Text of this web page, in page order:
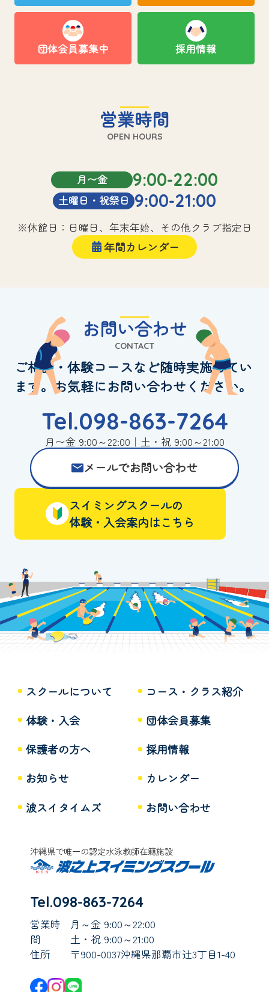
団体会員募集中 採用情報
営業時間
OPEN HOURS
月〜金 9:00-22:00
土曜日・祝祭日 9:00-21:00
※休館日：日曜日、年末年始、その他クラブ指定日
年間カレンダー
お問い合わせ
CONTACT
ご相談・体験コースなど随時実施してい
ます。お気軽にお問い合わせください。
Tel.098-863-7264
月〜金 9:00～22:00｜土・祝 9:00～21:00
メールでお問い合わせ
スイミングスクールの
体験・入会案内はこちら
スクールについて
コース・クラス紹介
体験・入会
団体会員募集
保護者の方へ
採用情報
お知らせ
カレンダー
波スイタイムズ
お問い合わせ
沖縄県で唯一の認定水泳教師在籍施設
Tel.098-863-7264
営業時
間
月～金 9:00～22:00
土・祝 9:00～21:00
住所
〒900-0037沖縄県那覇市辻3丁目1-40